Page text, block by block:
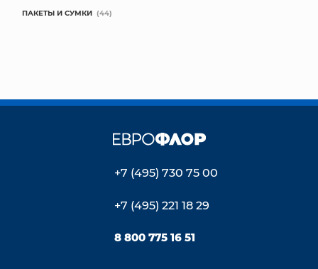
ПАКЕТЫ И СУМКИ (44)
+7 (495) 730 75 00
+7 (495) 221 18 29
8 800 775 16 51